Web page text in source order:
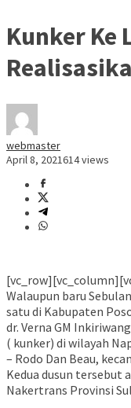
Kunker Ke
webmaster
April 8, 2021614 views
Walaupun baru
satu di Kabupaten
dr. Verna GM
( kunker) di wilayah
– Rodo Dan Beau,
Kedua dusun tersebut
Nakertrans Provinsi